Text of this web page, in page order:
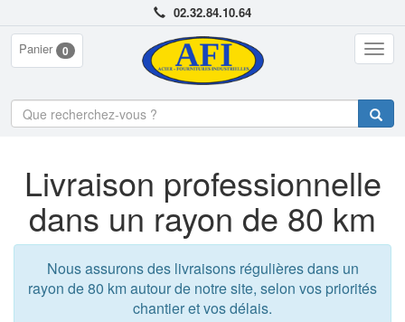
02.32.84.10.64
Panier 0
Livraison professionnelle
dans un rayon de 80 km
Nous assurons des livraisons régulières dans un
rayon de 80 km autour de notre site, selon vos priorités
chantier et vos délais.